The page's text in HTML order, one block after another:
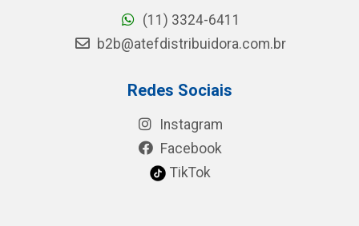
(11) 3324-6411
b2b@atefdistribuidora.com.br
Redes Sociais
Instagram
Facebook
TikTok